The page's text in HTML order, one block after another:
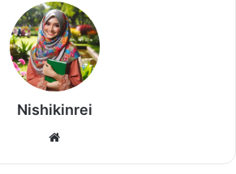
Nishikinrei